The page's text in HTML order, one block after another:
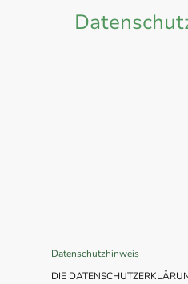
Datenschutzhinweis
DIE